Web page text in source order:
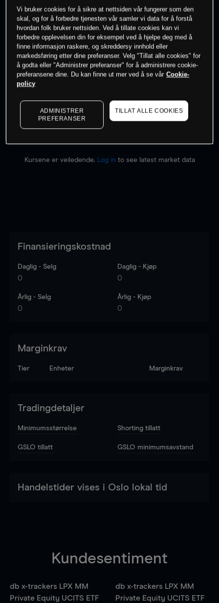
7 dager
-
30 dager
-
0% av kunder erpå dette instrumentet
Kursene er veiledende. Log in to see latest market data
Finansieringskostnad
Daglig - Selg
0
Daglig - Kjøp
0
Årlig - Selg
0
Årlig - Kjøp
0
Marginkrav
Tier Enheter Marginkrav
Tradingdetaljer
Minimumsstørrelse Shorting tillatt
GSLO tillatt GSLO minimumsavstand
Handelstider vises i Oslo lokal tid
Kundesentiment
db x-trackers LPX MM
Private Equity UCITS ETF
db x-trackers LPX MM
Private Equity UCITS ETF
Vi bruker cookies for å sikre at nettsiden vår fungerer som den
skal, og for å forbedre tjenesten vår samler vi data for å forstå
hvordan folk bruker nettsiden. Ved å tillate cookies kan vi
forbedre opplevelsen din for eksempel ved å hjelpe deg med å
finne informasjon raskere, og skreddersy innhold eller
markedsføring etter dine preferanser. Velg "Tillat alle cookies" for
å godta eller "Administrer preferanser" for å administrere cookie-
preferansene dine. Du kan finne ut mer ved å se vår Cookie-
policy
ADMINISTRER
PREFERANSER
TILLAT ALLE COOKIES